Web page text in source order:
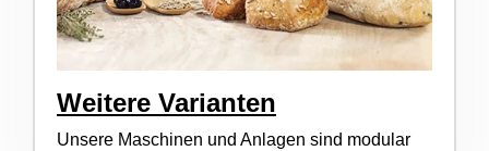
Weitere Varianten
Unsere Maschinen und Anlagen sind modular